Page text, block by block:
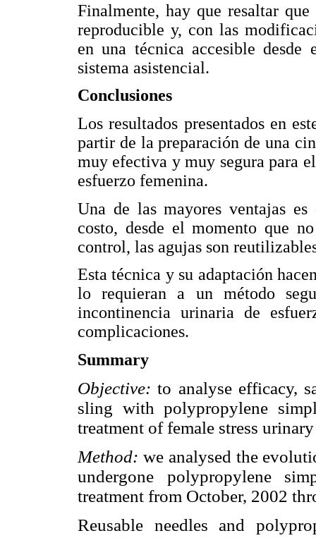
Finalmente, hay que resaltar
reproducible y, con las
en una técnica accesible
sistema asistencial.
Conclusiones
Los resultados presentados en
partir de la preparación de una
muy efectiva y muy segura para
esfuerzo femenina.
Una de las mayores ventajas
costo, desde el momento que
control, las agujas son
Esta técnica y su adaptación
lo requieran a un método
incontinencia urinaria de
complicaciones.
Summary
Objective: to analyse efficacy,
sling with polypropylene
treatment of female stress
Method: we analysed the
undergone polypropylene
treatment from October, 2002
Reusable needles and